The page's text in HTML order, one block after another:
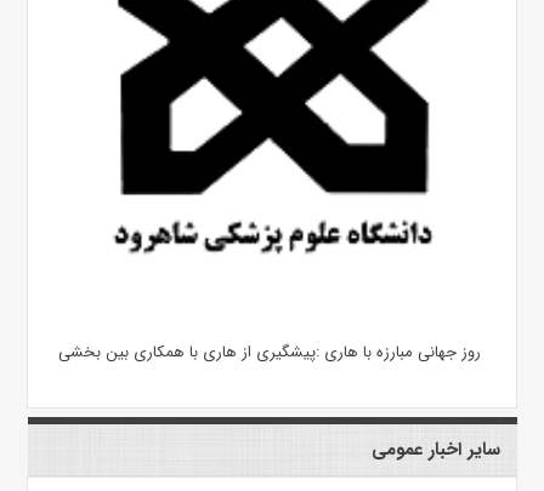
روز جهانی مبارزه با هاری :پیشگیری از هاری با همکاری بین بخشی
سایر اخبار عمومی